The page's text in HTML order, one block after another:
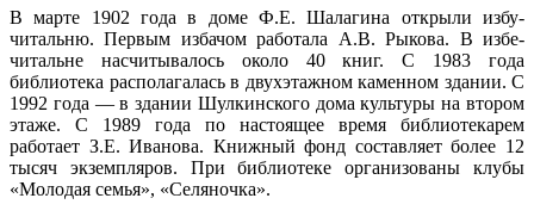
12:06:8501002:88
Шулка, мкр микрорайон, д 7
зу нет
12:06:8501002:92
Марий Эл, р-н Оршанский, с
Шулка, мкр микрорайон, д 7
зу нет
12:06:8501002:149
Марий Эл, р-н Оршанский, с
Шулка, мкр микрорайон, д 8
зу нет
12:06:8501002:7
Марий Эл, р-н Оршанский, с
Шулка, мкр микрорайон, д 8
зу нет
12:06:8501002:94
Марий Эл, р-н Оршанский, с
Шулка, мкр. микрорайон, д
17.02
06:00
-0.3°
736
94%
7.8
276°
В марте 1902 года в доме Ф.Е. Шалагина открыли избу-
читальню. Первым избачом работала А.В. Рыкова. В избе-
читальне насчитывалось около 40 книг. С 1983 года
библиотека располагалась в двухэтажном каменном здании. С
1992 года — в здании Шулкинского дома культуры на втором
этаже. С 1989 года по настоящее время библиотекарем
работает З.Е. Иванова. Книжный фонд составляет более 12
тысяч экземпляров. При библиотеке организованы клубы
«Молодая семья», «Селяночка».